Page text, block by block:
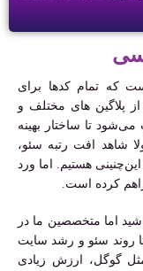
که تمام کدها برای
از پلاگین های مختلف و
تا ساختار بهینه
شاهد افت رتبه سئو،
هستیم. اما ورد
کرده است.
اما متخصصین ما در
روند سئو و رشد سایت
گوگل، ارزش زیادی